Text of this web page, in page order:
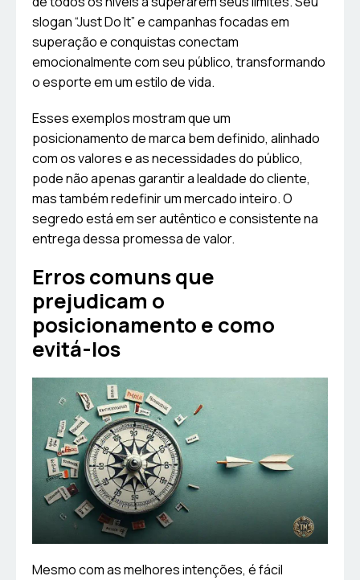
slogan “Just Do It” e campanhas focadas em
superação e conquistas conectam
emocionalmente com seu público, transformando
o esporte em um estilo de vida.
Esses exemplos mostram que um
posicionamento de marca bem definido, alinhado
com os valores e as necessidades do público,
pode não apenas garantir a lealdade do cliente,
mas também redefinir um mercado inteiro. O
segredo está em ser autêntico e consistente na
entrega dessa promessa de valor.
Erros comuns que
prejudicam o
posicionamento e como
evitá-los
Mesmo com as melhores intenções, é fácil